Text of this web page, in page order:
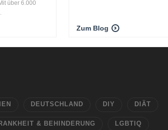
über 6.000
Zum Blog
DEUTSCHLAND DIY DIÄT
& BEHINDERUNG LGBTIQ